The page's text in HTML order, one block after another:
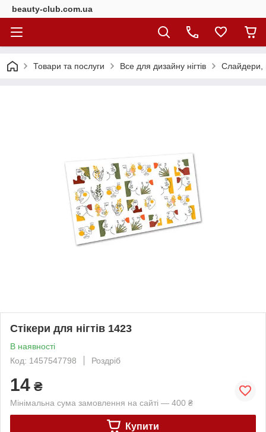
beauty-club.com.ua
Товари та послуги Все для дизайну нігтів Слайдери,
Стікери для нігтів 1423
В наявності
Код: 1457547798
Роздріб
14 ₴
Мінімальна сума замовлення на сайті — 400 ₴
Купити